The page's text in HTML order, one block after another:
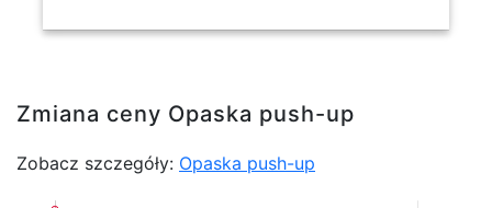
Zmiana ceny Opaska push-up
Zobacz szczegóły: Opaska push-up